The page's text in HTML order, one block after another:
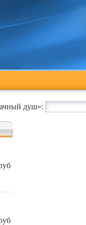
душ»: